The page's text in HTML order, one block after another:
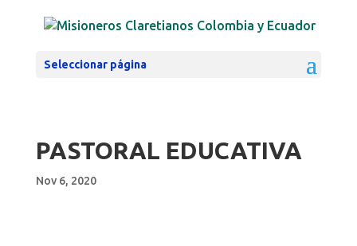
Seleccionar página
PASTORAL EDUCATIVA
Nov 6, 2020